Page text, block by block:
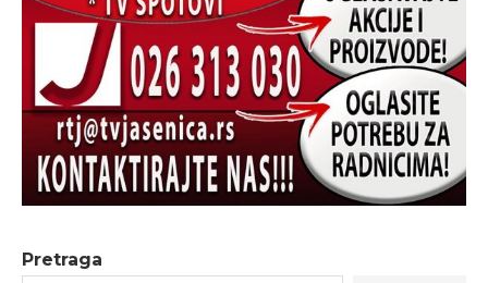
Pretraga